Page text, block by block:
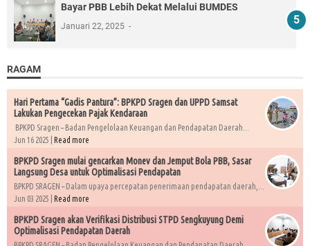
Bayar PBB Lebih Dekat Melalui BUMDES
Januari 22, 2025
RAGAM
Hari Pertama “Gadis Pantura”: BPKPD Sragen dan UPPD Samsat
Lakukan Pengecekan Pajak Kendaraan
BPKPD Sragen – Badan Pengelolaan Keuangan dan Pendapatan Daerah...
Jun 16 2025 | Read more
BPKPD Sragen mulai gencarkan Monev dan Jemput Bola PBB, Sasar
Langsung Desa untuk Optimalisasi Pendapatan
BPKPD SRAGEN – Dalam upaya percepatan penerimaan pendapatan daerah,...
Jun 03 2025 | Read more
BPKPD Sragen akan Verifikasi Distribusi STPD Sengkuyung Demi
Optimalisasi Pendapatan Daerah